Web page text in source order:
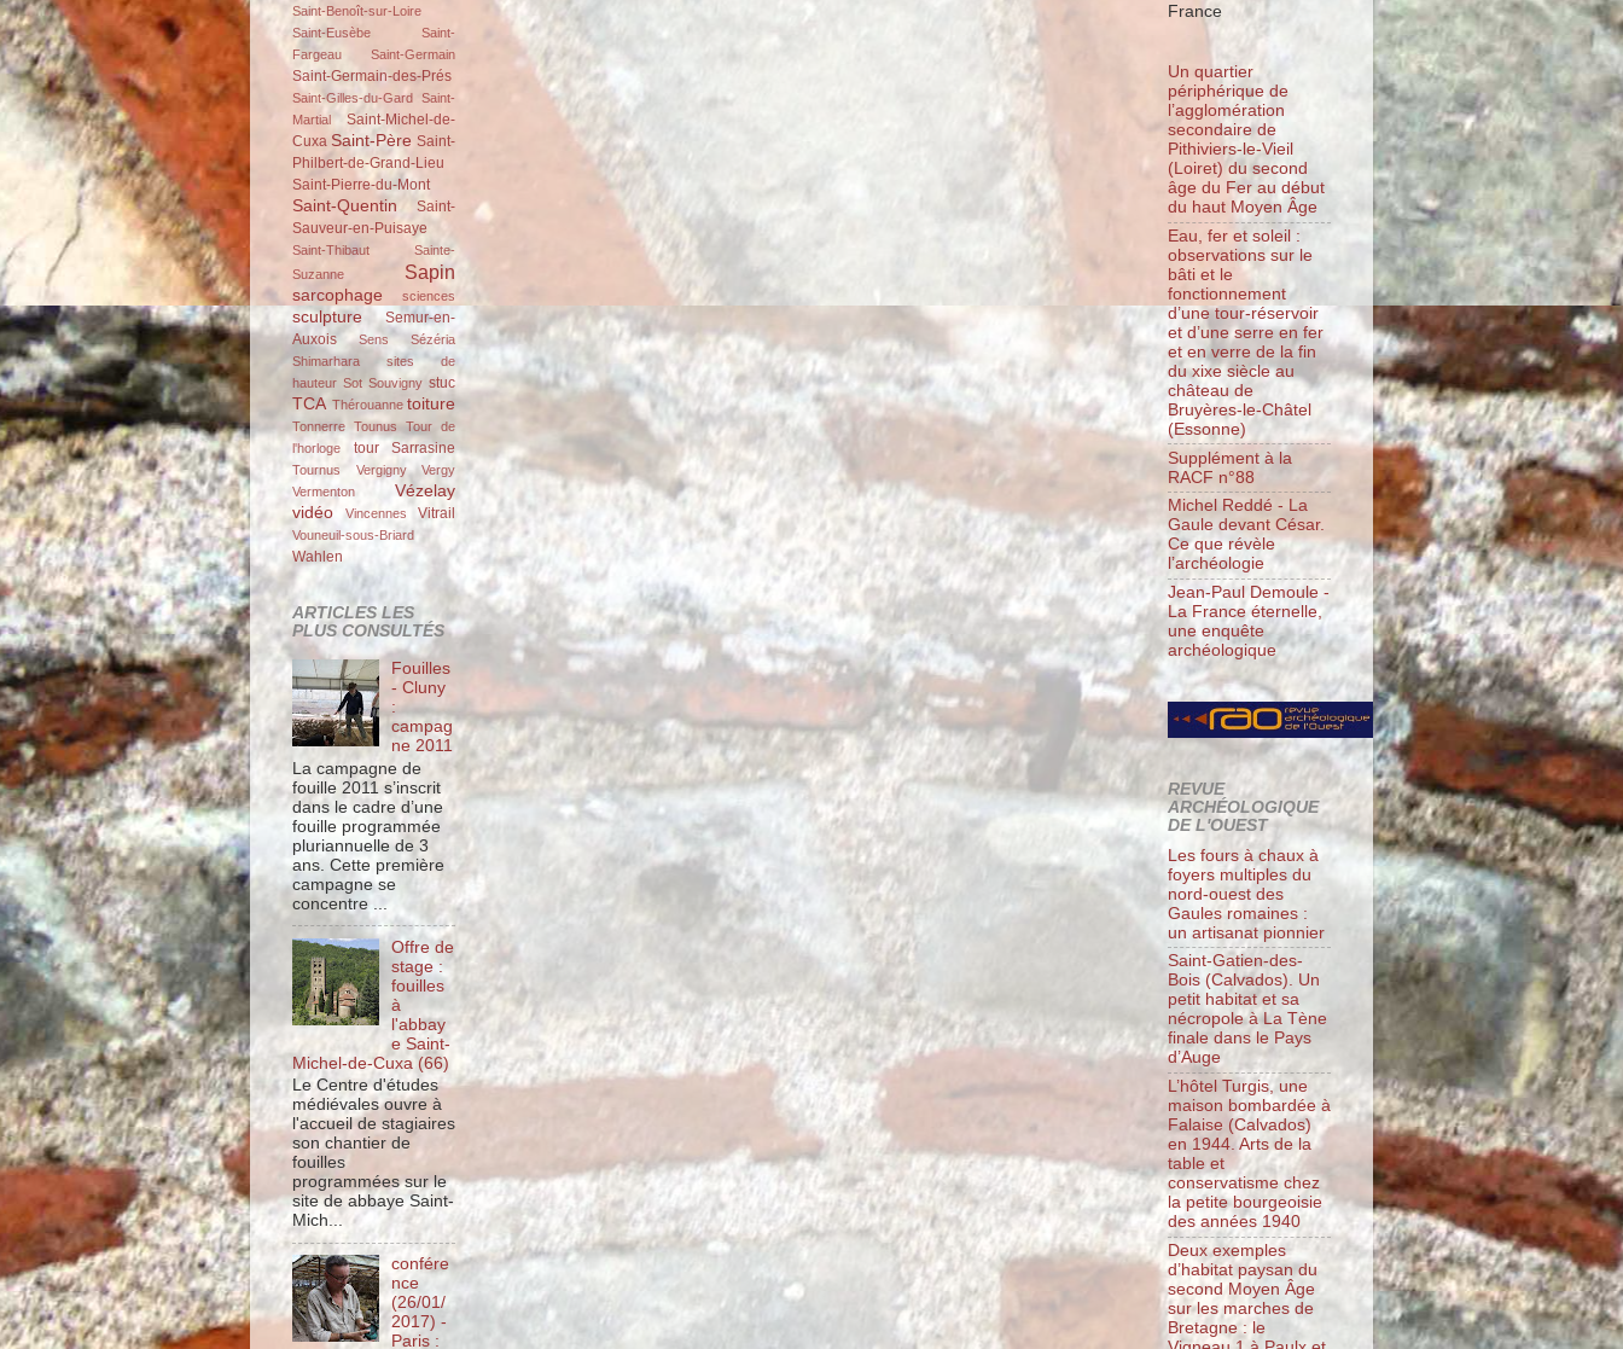
Saint-Benoît-sur-Loire
Saint-Eusèbe
Saint-
Fargeau
Saint-Germain
Saint-Germain-des-Prés
Saint-Gilles-du-Gard Saint-
Martial
Saint-Michel-de-
Cuxa Saint-Père Saint-
Philbert-de-Grand-Lieu
Saint-Pierre-du-Mont
Saint-Quentin
Saint-
Sauveur-en-Puisaye
Saint-Thibaut
Sainte-
Suzanne
Sapin
sarcophage sciences
sculpture
Semur-en-
Auxois
Sens
Sézéria
Shimarhara
sites de
hauteur Sot Souvigny stuc
TCA Thérouanne toiture
Tonnerre Tounus Tour de
l'horloge
tour Sarrasine
Tournus Vergigny
Vergy
Vermenton
Vézelay
vidéo
Vincennes Vitrail
Vouneuil-sous-Briard
Wahlen
ARTICLES LES
PLUS CONSULTÉS
Fouilles
- Cluny
:
campag
ne 2011
La campagne de
fouille 2011 s’inscrit
dans le cadre d’une
fouille programmée
pluriannuelle de 3
ans. Cette première
campagne se
concentre ...
Offre de
stage :
fouilles
à
l'abbay
e Saint-
Michel-de-Cuxa (66)
Le Centre d'études
médiévales ouvre à
l'accueil de stagiaires
son chantier de
fouilles
programmées sur le
site de abbaye Saint-
Mich...
confére
nce
(26/01/
2017) -
Paris :
France
Un quartier
périphérique de
l’agglomération
secondaire de
Pithiviers-le-Vieil
(Loiret) du second
âge du Fer au début
du haut Moyen Âge
Eau, fer et soleil :
observations sur le
bâti et le
fonctionnement
d’une tour-réservoir
et d’une serre en fer
et en verre de la fin
du xixe siècle au
château de
Bruyères-le-Châtel
(Essonne)
Supplément à la
RACF n°88
Michel Reddé - La
Gaule devant César.
Ce que révèle
l’archéologie
Jean-Paul Demoule -
La France éternelle,
une enquête
archéologique
REVUE
ARCHÉOLOGIQUE
DE L'OUEST
Les fours à chaux à
foyers multiples du
nord-ouest des
Gaules romaines :
un artisanat pionnier
Saint-Gatien-des-
Bois (Calvados). Un
petit habitat et sa
nécropole à La Tène
finale dans le Pays
d’Auge
L’hôtel Turgis, une
maison bombardée à
Falaise (Calvados)
en 1944. Arts de la
table et
conservatisme chez
la petite bourgeoisie
des années 1940
Deux exemples
d’habitat paysan du
second Moyen Âge
sur les marches de
Bretagne : le